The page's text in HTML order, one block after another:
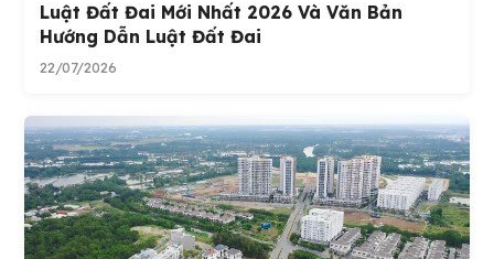
Luật Đất Đai Mới Nhất 2026 Và Văn Bản
Hướng Dẫn Luật Đất Đai
22/07/2026